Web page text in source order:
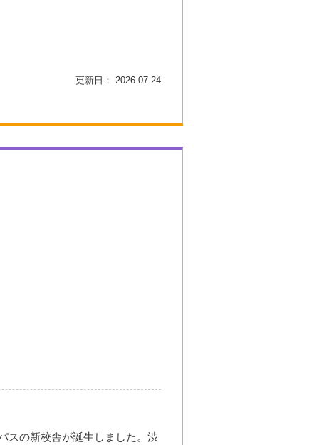
更新日： 2026.07.24
スの新校舎が誕生しました。渋